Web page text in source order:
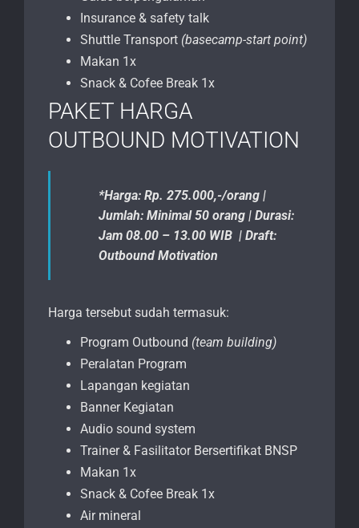
Insurance & safety talk
Shuttle Transport (basecamp-start point)
Makan 1x
Snack & Cofee Break 1x
PAKET HARGA
OUTBOUND MOTIVATION
*Harga: Rp. 275.000,-/orang |
Jumlah: Minimal 50 orang | Durasi:
Jam 08.00 – 13.00 WIB | Draft:
Outbound Motivation
Harga tersebut sudah termasuk:
Program Outbound (team building)
Peralatan Program
Lapangan kegiatan
Banner Kegiatan
Audio sound system
Trainer & Fasilitator Bersertifikat BNSP
Makan 1x
Snack & Cofee Break 1x
Air mineral